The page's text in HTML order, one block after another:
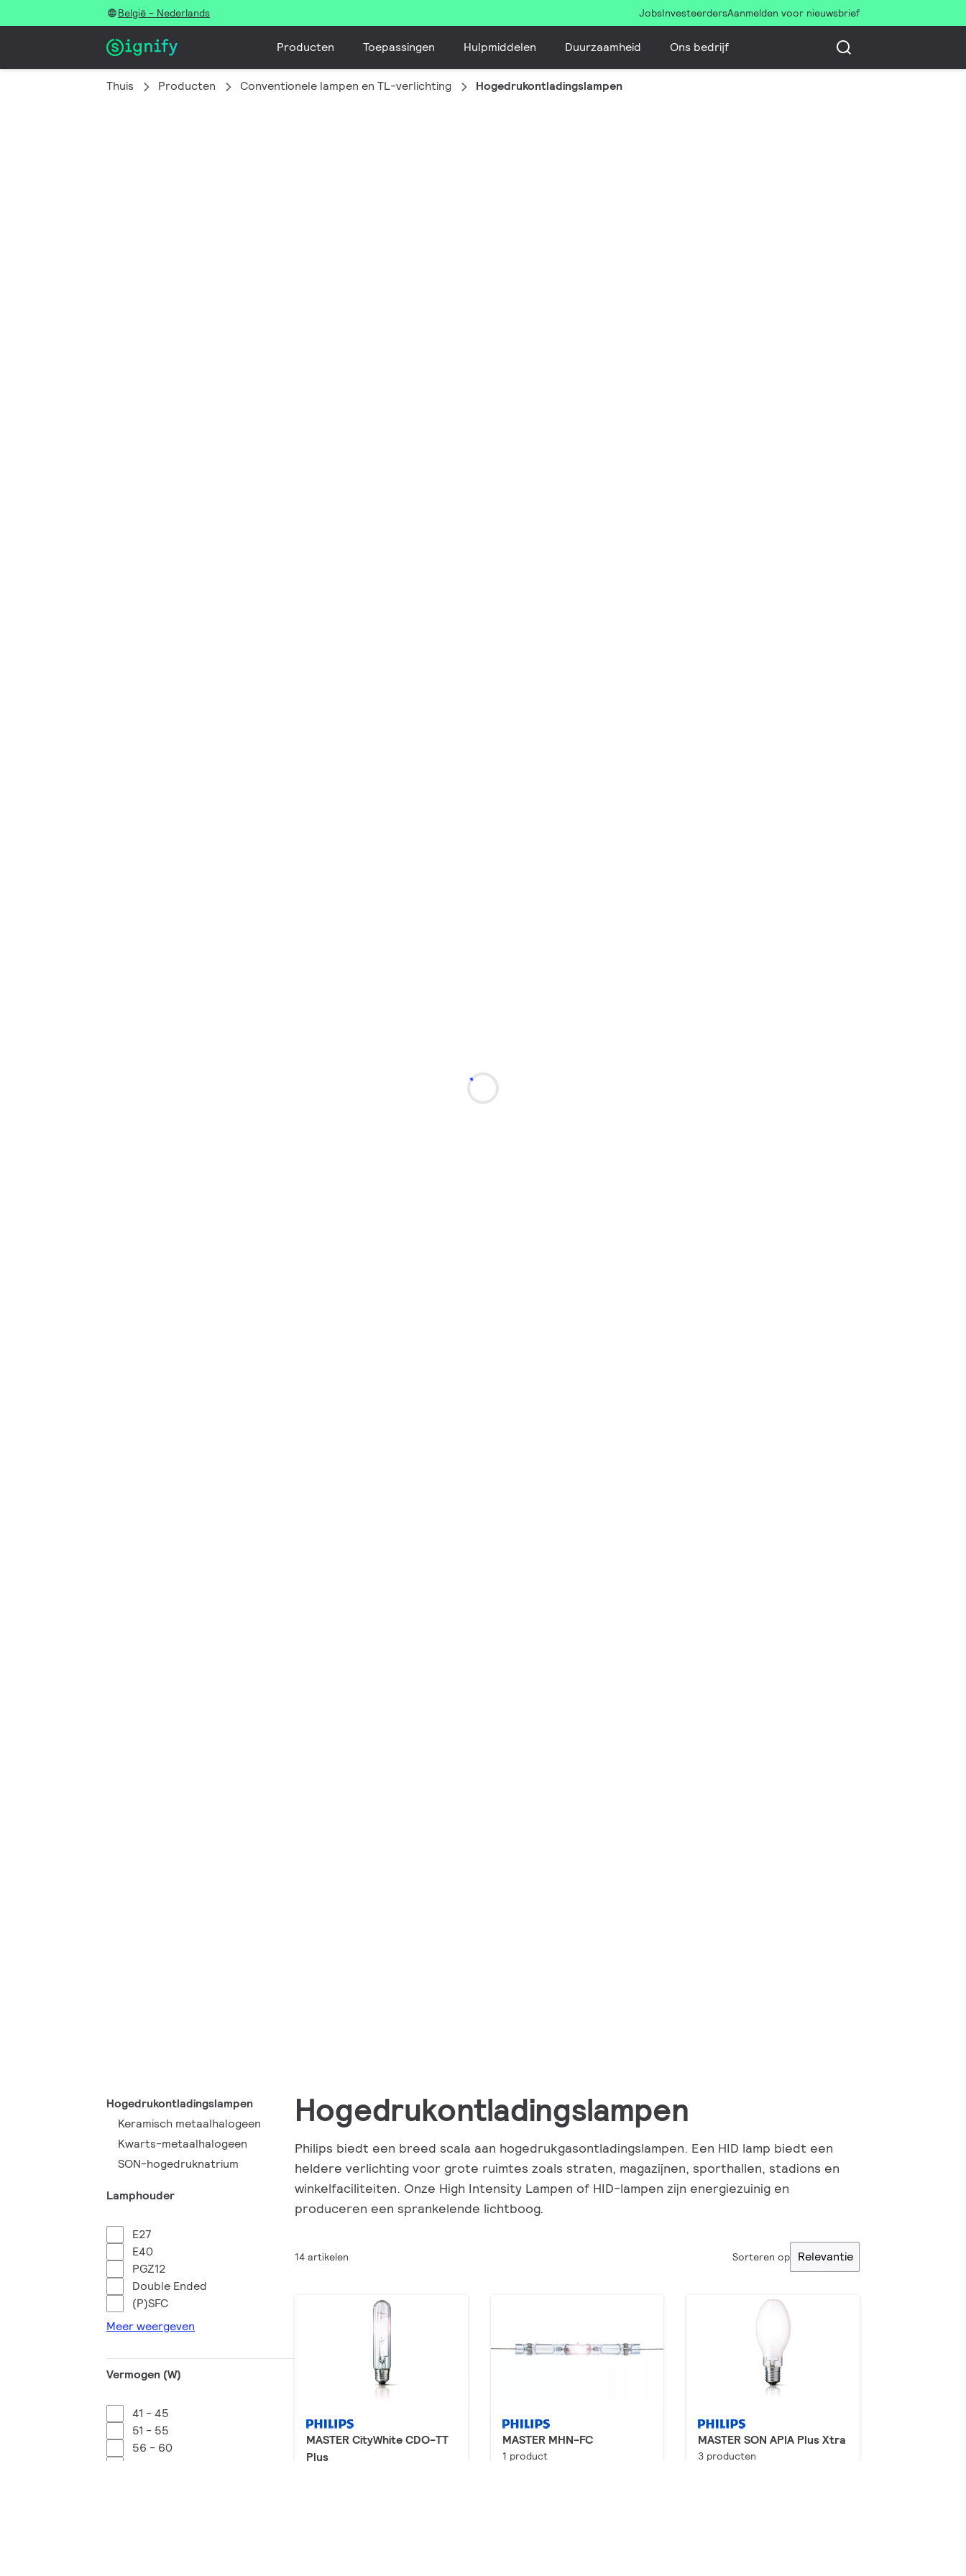
België - Nederlands JobsInvesteerdersAanmelden voor nieuwsbrief
Producten Toepassingen Hulpmiddelen Duurzaamheid Ons bedrijf
Thuis Producten Conventionele lampen en TL-verlichting Hogedrukontladingslampen
Hogedrukontladingslampen
Keramisch metaalhalogeen
Kwarts-metaalhalogeen
SON-hogedruknatrium
Lamphouder
E27
E40
PGZ12
Double Ended
(P)SFC
Meer weergeven
Vermogen (W)
41 - 45
51 - 55
56 - 60
Hogedrukontladingslampen
Philips biedt een breed scala aan hogedrukgasontladingslampen. Een HID lamp biedt een
heldere verlichting voor grote ruimtes zoals straten, magazijnen, sporthallen, stadions en
winkelfaciliteiten. Onze High Intensity Lampen of HID-lampen zijn energiezuinig en
produceren een sprankelende lichtboog.
14 artikelen Sorteren op Relevantie
MASTER CityWhite CDO-TT
Plus
MASTER MHN-FC
1 product
MASTER SON APIA Plus Xtra
3 producten